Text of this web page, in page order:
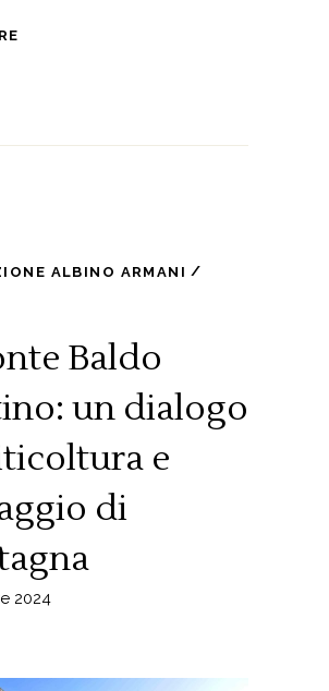
ALBINO ARMANI
Baldo
un dialogo
e
di
2024